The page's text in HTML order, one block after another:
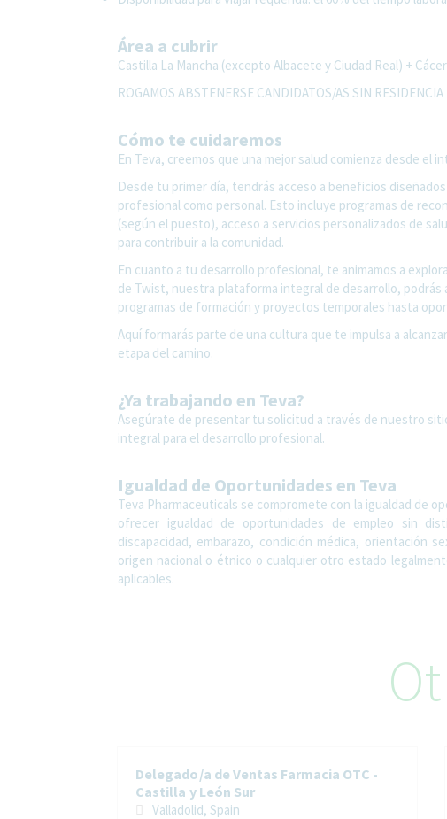
Área a cubrir
Castilla La Mancha (excepto Albacete y Ciudad Real) +
ROGAMOS ABSTENERSE CANDIDATOS/AS SIN
Cómo te cuidaremos
En Teva, creemos que una mejor salud comienza desde el
Desde tu primer día, tendrás acceso a beneficios
profesional como personal. Esto incluye programas de
(según el puesto), acceso a servicios personalizados de
para contribuir a la comunidad.
En cuanto a tu desarrollo profesional, te animamos a
de Twist, nuestra plataforma integral de desarrollo, podrás
programas de formación y proyectos temporales hasta
Aquí formarás parte de una cultura que te impulsa a
etapa del camino.
¿Ya trabajando en Teva?
Asegúrate de presentar tu solicitud a través de nuestro
integral para el desarrollo profesional.
Igualdad de Oportunidades en Teva
Teva Pharmaceuticals se compromete con la igualdad de
ofrecer igualdad de oportunidades de empleo sin
discapacidad, embarazo, condición médica, orientación
origen nacional o étnico o cualquier otro estado
aplicables.
Delegado/a de Ventas Farmacia OTC -
Castilla y León Sur
Valladolid, Spain